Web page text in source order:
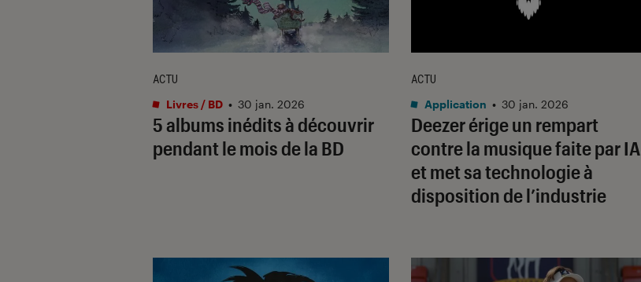
5 albums inédits à découvrir
pendant le mois de la BD
ACTU
Livres / BD • 30 jan. 2026
Deezer érige un rempart
contre la musique faite par IA
et met sa technologie à
disposition de l’industrie
ACTU
Application • 30 jan. 2026